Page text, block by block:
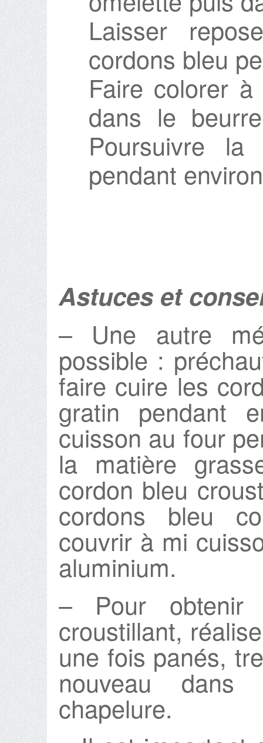
Laisser
cordons bleu
Faire colorer
dans le
Poursuivre
pendant
Astuces et
– Une autre
possible :
faire cuire les
gratin pendant
cuisson au four
la matière
cordon bleu
cordons bleu
couvrir à mi
aluminium.
– Pour obtenir
croustillant,
une fois panés,
nouveau
chapelure.